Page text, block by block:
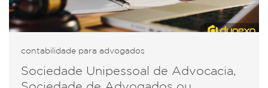
contabilidade para advogados
Sociedade Unipessoal de Advocacia,